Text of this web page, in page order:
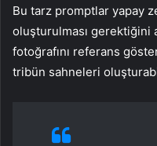
Bu tarz promptlar yapay
oluşturulması gerektiğini
fotoğrafını referans
tribün sahneleri